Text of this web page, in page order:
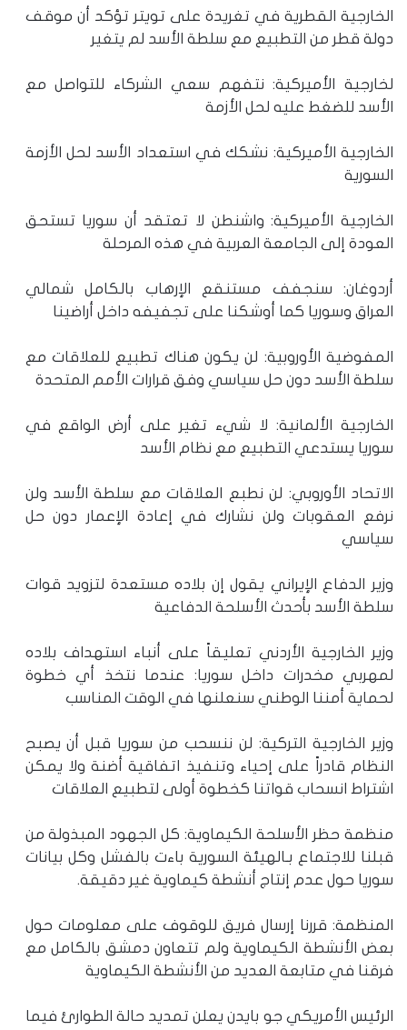
الخارجية القطرية في تغريدة على تويتر تؤكد أن موقف
دولة قطر من التطبيع مع سلطة الأسد لم يتغير
لخارجية الأميركية: نتفهم سعي الشركاء للتواصل مع
الأسد للضغط عليه لحل الأزمة
الخارجية الأميركية: نشكك في استعداد الأسد لحل الأزمة
السورية
الخارجية الأميركية: واشنطن لا تعتقد أن سوريا تستحق
العودة إلى الجامعة العربية في هذه المرحلة
أردوغان: سنجفف مستنقع الإرهاب بالكامل شمالي
العراق وسوريا كما أوشكنا على تجفيفه داخل أراضينا
المفوضية الأوروبية: لن يكون هناك تطبيع للعلاقات مع
سلطة الأسد دون حل سياسي وفق قرارات الأمم المتحدة
الخارجية الألمانية: لا شيء تغير على أرض الواقع في
سوريا يستدعي التطبيع مع نظام الأسد
الاتحاد الأوروبي: لن نطبع العلاقات مع سلطة الأسد ولن
نرفع العقوبات ولن نشارك في إعادة الإعمار دون حل
سياسي
وزير الدفاع الإيراني يقول إن بلاده مستعدة لتزويد قوات
سلطة الأسد بأحدث الأسلحة الدفاعية
وزير الخارجية الأردني تعليقاً على أنباء استهداف بلاده
لمهربي مخدرات داخل سوريا: عندما نتخذ أي خطوة
لحماية أمننا الوطني سنعلنها في الوقت المناسب
وزير الخارجية التركية: لن ننسحب من سوريا قبل أن يصبح
النظام قادراً على إحياء وتنفيذ اتفاقية أضنة ولا يمكن
اشتراط انسحاب قواتنا كخطوة أولى لتطبيع العلاقات
منظمة حظر الأسلحة الكيماوية: كل الجهود المبذولة من
قبلنا للاجتماع بـالهيئة السورية باءت بالفشل وكل بيانات
سوريا حول عدم إنتاج أنشطة كيماوية غير دقيقة.
المنظمة: قررنا إرسال فريق للوقوف على معلومات حول
بعض الأنشطة الكيماوية ولم تتعاون دمشق بالكامل مع
فرقنا في متابعة العديد من الأنشطة الكيماوية
الرئيس الأمريكي جو بايدن يعلن تمديد حالة الطوارئ فيما